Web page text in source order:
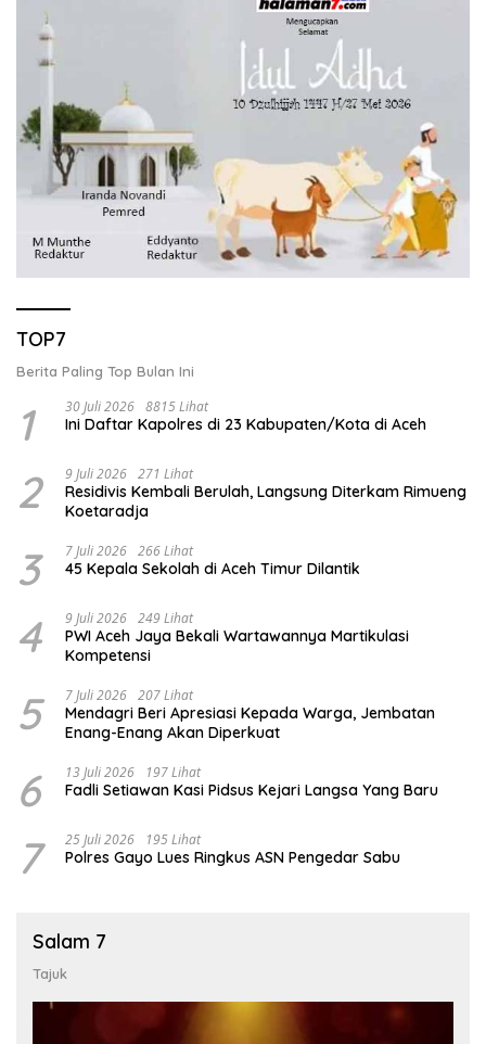
TOP7
Berita Paling Top Bulan Ini
1 30 Juli 2026 8815 Lihat
Ini Daftar Kapolres di 23 Kabupaten/Kota di Aceh
2 9 Juli 2026 271 Lihat
Residivis Kembali Berulah, Langsung Diterkam Rimueng
Koetaradja
3 7 Juli 2026 266 Lihat
45 Kepala Sekolah di Aceh Timur Dilantik
4 9 Juli 2026 249 Lihat
PWI Aceh Jaya Bekali Wartawannya Martikulasi
Kompetensi
5 7 Juli 2026 207 Lihat
Mendagri Beri Apresiasi Kepada Warga, Jembatan
Enang-Enang Akan Diperkuat
6 13 Juli 2026 197 Lihat
Fadli Setiawan Kasi Pidsus Kejari Langsa Yang Baru
7 25 Juli 2026 195 Lihat
Polres Gayo Lues Ringkus ASN Pengedar Sabu
Salam 7
Tajuk